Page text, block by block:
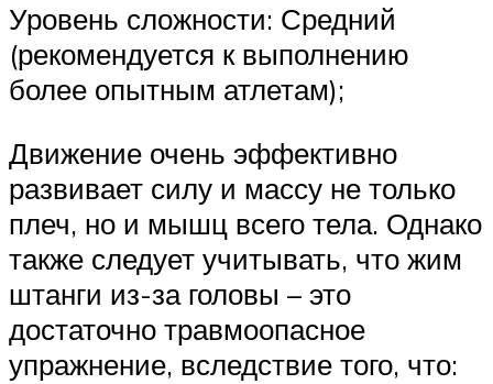
Уровень сложности: Средний
(рекомендуется к выполнению
более опытным атлетам);
Движение очень эффективно
развивает силу и массу не только
плеч, но и мышц всего тела. Однако
также следует учитывать, что жим
штанги из-за головы – это
достаточно травмоопасное
упражнение, вследствие того, что: